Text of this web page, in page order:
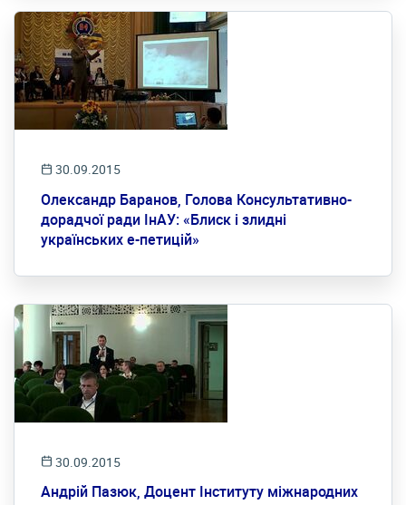
30.09.2015
Олександр Баранов, Голова Консультативно-
дорадчої ради ІнАУ: «Блиск і злидні
українських е-петицій»
30.09.2015
Андрій Пазюк, Доцент Інституту міжнародних